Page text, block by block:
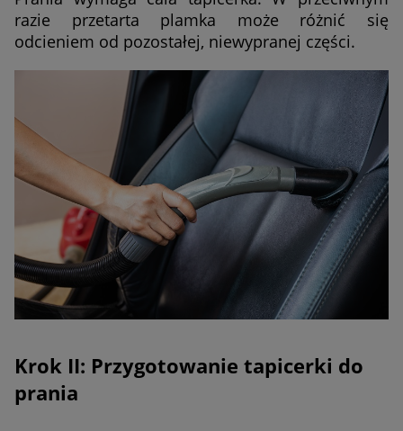
razie przetarta plamka może różnić się
odcieniem od pozostałej, niewypranej części.
Krok II: Przygotowanie tapicerki do
prania